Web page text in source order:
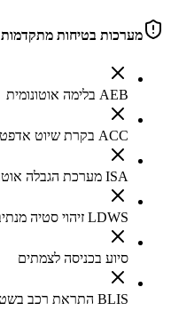
מערכות בטיחות מתקדמות
AEB בלימה אוטונומית
ACC בקרת שיוט אדפטיבית
ISA מערכת הגבלה אוטומטית למהירות הרכב
LDWS זיהוי סטיה מנתיב
סיוע בכניסה לצמתים
BLIS התראת רכב בשטח מת